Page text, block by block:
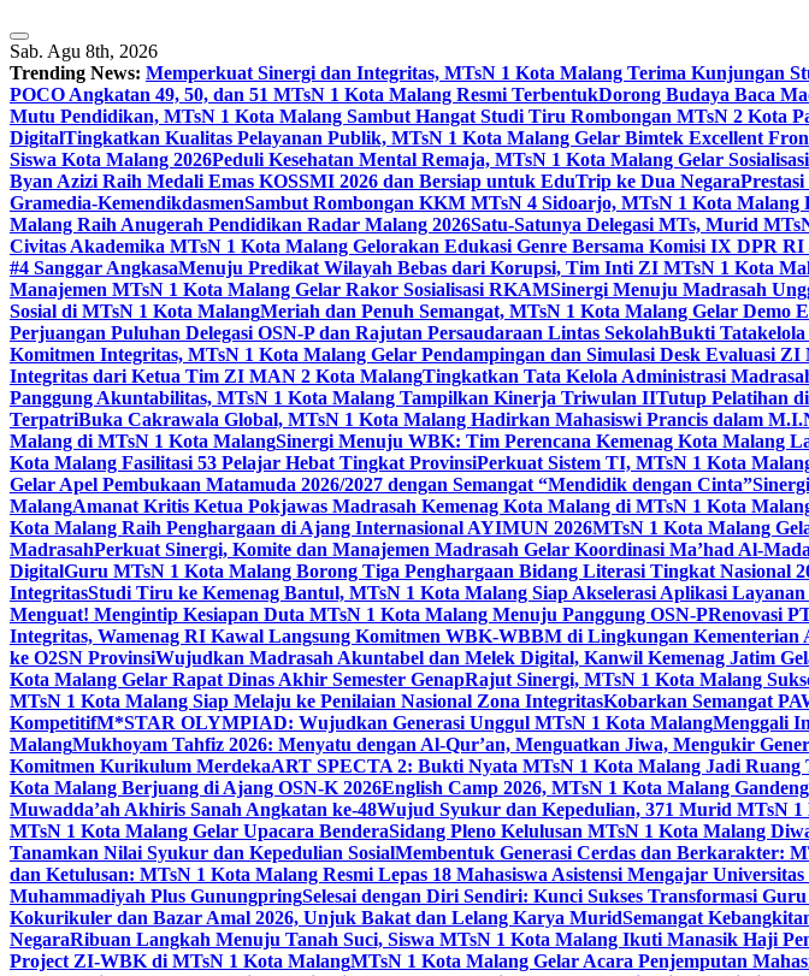
Sab. Agu 8th, 2026
Trending News: Memperkuat Sinergi dan Integritas, MTsN 1 Kota Malang Terima Kunjungan
POCO Angkatan 49, 50, dan 51 MTsN 1 Kota Malang Resmi TerbentukDorong Budaya Baca
Mutu Pendidikan, MTsN 1 Kota Malang Sambut Hangat Studi Tiru Rombongan MTsN 2 Kota
DigitalTingkatkan Kualitas Pelayanan Publik, MTsN 1 Kota Malang Gelar Bimtek Excellent
Siswa Kota Malang 2026Peduli Kesehatan Mental Remaja, MTsN 1 Kota Malang Gelar
Byan Azizi Raih Medali Emas KOSSMI 2026 dan Bersiap untuk EduTrip ke Dua Negara
Gramedia-KemendikdasmenSambut Rombongan KKM MTsN 4 Sidoarjo, MTsN 1 Kota
Malang Raih Anugerah Pendidikan Radar Malang 2026Satu-Satunya Delegasi MTs, Murid
Civitas Akademika MTsN 1 Kota Malang Gelorakan Edukasi Genre Bersama Komisi IX DPR
#4 Sanggar AngkasaMenuju Predikat Wilayah Bebas dari Korupsi, Tim Inti ZI MTsN 1 Kota
Manajemen MTsN 1 Kota Malang Gelar Rakor Sosialisasi RKAMSinergi Menuju Madrasah
Sosial di MTsN 1 Kota MalangMeriah dan Penuh Semangat, MTsN 1 Kota Malang Gelar
Perjuangan Puluhan Delegasi OSN-P dan Rajutan Persaudaraan Lintas SekolahBukti
Komitmen Integritas, MTsN 1 Kota Malang Gelar Pendampingan dan Simulasi Desk Evaluasi
Integritas dari Ketua Tim ZI MAN 2 Kota MalangTingkatkan Tata Kelola Administrasi
Panggung Akuntabilitas, MTsN 1 Kota Malang Tampilkan Kinerja Triwulan IITutup Pelatihan
TerpatriBuka Cakrawala Global, MTsN 1 Kota Malang Hadirkan Mahasiswi Prancis dalam
Malang di MTsN 1 Kota MalangSinergi Menuju WBK: Tim Perencana Kemenag Kota Malang
Kota Malang Fasilitasi 53 Pelajar Hebat Tingkat ProvinsiPerkuat Sistem TI, MTsN 1 Kota
Gelar Apel Pembukaan Matamuda 2026/2027 dengan Semangat “Mendidik dengan Cinta”
MalangAmanat Kritis Ketua Pokjawas Madrasah Kemenag Kota Malang di MTsN 1 Kota
Kota Malang Raih Penghargaan di Ajang Internasional AYIMUN 2026MTsN 1 Kota Malang
MadrasahPerkuat Sinergi, Komite dan Manajemen Madrasah Gelar Koordinasi Ma’had Al-
DigitalGuru MTsN 1 Kota Malang Borong Tiga Penghargaan Bidang Literasi Tingkat Nasional
IntegritasStudi Tiru ke Kemenag Bantul, MTsN 1 Kota Malang Siap Akselerasi Aplikasi
Menguat! Mengintip Kesiapan Duta MTsN 1 Kota Malang Menuju Panggung OSN-PRenovasi
Integritas, Wamenag RI Kawal Langsung Komitmen WBK-WBBM di Lingkungan Kementerian
ke O2SN ProvinsiWujudkan Madrasah Akuntabel dan Melek Digital, Kanwil Kemenag Jatim
Kota Malang Gelar Rapat Dinas Akhir Semester GenapRajut Sinergi, MTsN 1 Kota Malang
MTsN 1 Kota Malang Siap Melaju ke Penilaian Nasional Zona IntegritasKobarkan Semangat
KompetitifM*STAR OLYMPIAD: Wujudkan Generasi Unggul MTsN 1 Kota MalangMenggali
MalangMukhoyam Tahfiz 2026: Menyatu dengan Al-Qur’an, Menguatkan Jiwa, Mengukir
Komitmen Kurikulum MerdekaART SPECTA 2: Bukti Nyata MTsN 1 Kota Malang Jadi Ruang
Kota Malang Berjuang di Ajang OSN-K 2026English Camp 2026, MTsN 1 Kota Malang
Muwadda’ah Akhiris Sanah Angkatan ke-48Wujud Syukur dan Kepedulian, 371 Murid MTsN
MTsN 1 Kota Malang Gelar Upacara BenderaSidang Pleno Kelulusan MTsN 1 Kota Malang
Tanamkan Nilai Syukur dan Kepedulian SosialMembentuk Generasi Cerdas dan Berkarakter:
dan Ketulusan: MTsN 1 Kota Malang Resmi Lepas 18 Mahasiswa Asistensi Mengajar
Muhammadiyah Plus GunungpringSelesai dengan Diri Sendiri: Kunci Sukses Transformasi
Kokurikuler dan Bazar Amal 2026, Unjuk Bakat dan Lelang Karya MuridSemangat
NegaraRibuan Langkah Menuju Tanah Suci, Siswa MTsN 1 Kota Malang Ikuti Manasik Haji
Project ZI-WBK di MTsN 1 Kota MalangMTsN 1 Kota Malang Gelar Acara Penjemputan